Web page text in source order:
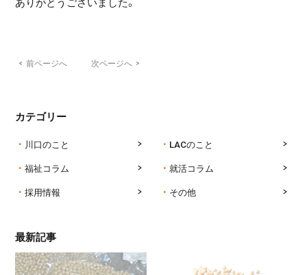
< 前ページへ 次ページへ >
カテゴリー
川口のこと
LACのこと
福祉コラム
就活コラム
採用情報
その他
最新記事